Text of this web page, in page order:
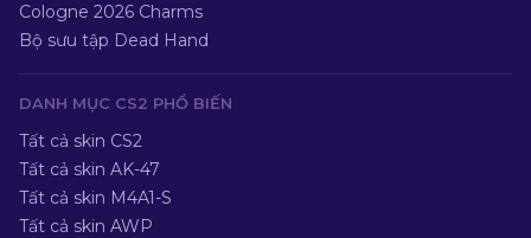
Cologne 2026 Charms
Bộ sưu tập Dead Hand
DANH MỤC CS2 PHỔ BIẾN
Tất cả skin CS2
Tất cả skin AK-47
Tất cả skin M4A1-S
Tất cả skin AWP